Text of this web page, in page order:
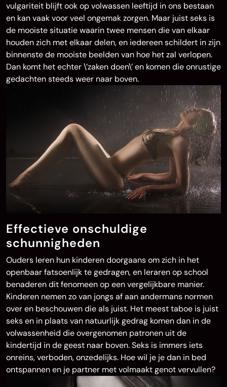
vulgariteit blijft ook op volwassen leeftijd in ons bestaan
en kan vaak voor veel ongemak zorgen. Maar juist seks is
de mooiste situatie waarin twee mensen die van elkaar
houden zich met elkaar delen, en iedereen schildert in zijn
binnenste de mooiste beelden van hoe het zal verlopen.
Dan komt het echter \’zaken doen\’ en komen die onrustige
gedachten steeds weer naar boven.
Effectieve onschuldige
schunnigheden
Ouders leren hun kinderen doorgaans om zich in het
openbaar fatsoenlijk te gedragen, en leraren op school
benaderen dit fenomeen op een vergelijkbare manier.
Kinderen nemen zo van jongs af aan andermans normen
over en beschouwen die als juist. Het meest taboe is juist
seks en in plaats van natuurlijk gedrag komen dan in de
volwassenheid die overgenomen patronen uit de
kindertijd in de geest naar boven. Seks is immers iets
onreins, verboden, onzedelijks. Hoe wil je je dan in bed
ontspannen en je partner met volmaakt genot vervullen?